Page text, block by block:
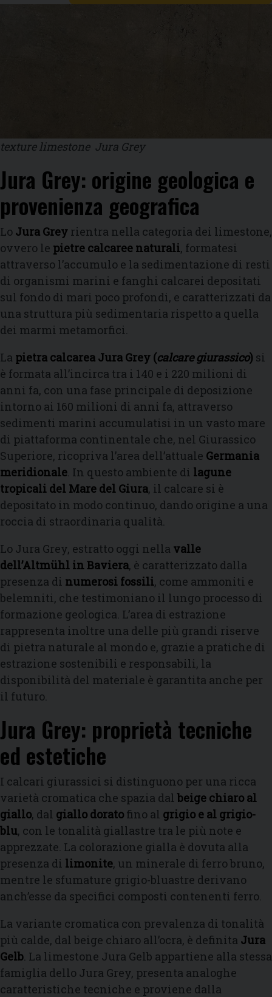
texture limestone Jura Grey
Jura Grey: origine geologica e
provenienza geografica
Lo Jura Grey rientra nella categoria dei limestone,
ovvero le pietre calcaree naturali, formatesi
attraverso l’accumulo e la sedimentazione di resti
di organismi marini e fanghi calcarei depositati
sul fondo di mari poco profondi, e caratterizzati da
una struttura più sedimentaria rispetto a quella
dei marmi metamorfici.
La pietra calcarea Jura Grey (calcare giurassico) si
è formata all’incirca tra i 140 e i 220 milioni di
anni fa, con una fase principale di deposizione
intorno ai 160 milioni di anni fa, attraverso
sedimenti marini accumulatisi in un vasto mare
di piattaforma continentale che, nel Giurassico
Superiore, ricopriva l’area dell’attuale Germania
meridionale. In questo ambiente di lagune
tropicali del Mare del Giura, il calcare si è
depositato in modo continuo, dando origine a una
roccia di straordinaria qualità.
Lo Jura Grey, estratto oggi nella valle
dell’Altmühl in Baviera, è caratterizzato dalla
presenza di numerosi fossili, come ammoniti e
belemniti, che testimoniano il lungo processo di
formazione geologica. L’area di estrazione
rappresenta inoltre una delle più grandi riserve
di pietra naturale al mondo e, grazie a pratiche di
estrazione sostenibili e responsabili, la
disponibilità del materiale è garantita anche per
il futuro.
Jura Grey: proprietà tecniche
ed estetiche
I calcari giurassici si distinguono per una ricca
varietà cromatica che spazia dal beige chiaro al
giallo, dal giallo dorato fino al grigio e al grigio-
blu, con le tonalità giallastre tra le più note e
apprezzate. La colorazione gialla è dovuta alla
presenza di limonite, un minerale di ferro bruno,
mentre le sfumature grigio-bluastre derivano
anch’esse da specifici composti contenenti ferro.
La variante cromatica con prevalenza di tonalità
più calde, dal beige chiaro all’ocra, è definita Jura
Gelb. La limestone Jura Gelb appartiene alla stessa
famiglia dello Jura Grey, presenta analoghe
caratteristiche tecniche e proviene dalla